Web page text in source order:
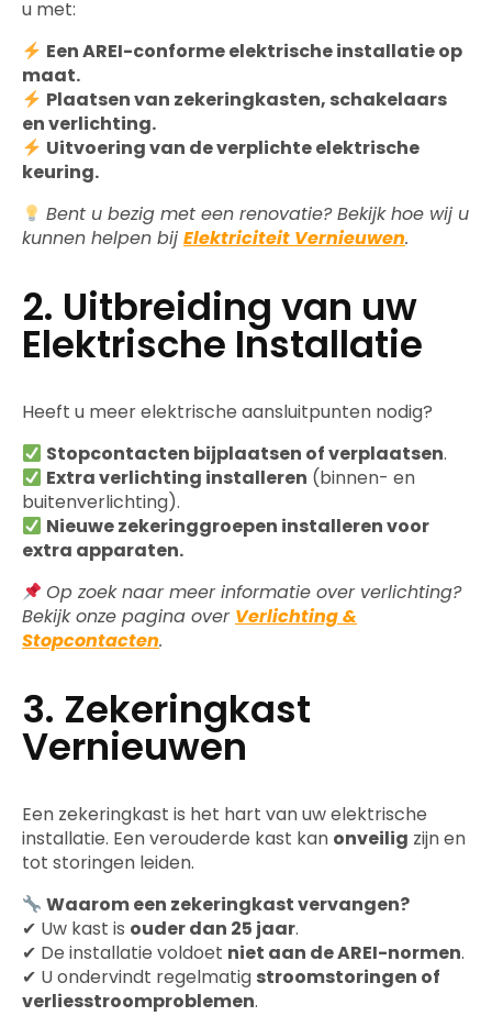
u met:
Een AREI-conforme elektrische installatie op
maat.
Plaatsen van zekeringkasten, schakelaars
en verlichting.
Uitvoering van de verplichte elektrische
keuring.
Bent u bezig met een renovatie? Bekijk hoe wij u
kunnen helpen bij Elektriciteit Vernieuwen.
2. Uitbreiding van uw
Elektrische Installatie
Heeft u meer elektrische aansluitpunten nodig?
Stopcontacten bijplaatsen of verplaatsen.
Extra verlichting installeren (binnen- en
buitenverlichting).
Nieuwe zekeringgroepen installeren voor
extra apparaten.
Op zoek naar meer informatie over verlichting?
Bekijk onze pagina over Verlichting &
Stopcontacten.
3. Zekeringkast
Vernieuwen
Een zekeringkast is het hart van uw elektrische
installatie. Een verouderde kast kan onveilig zijn en
tot storingen leiden.
Waarom een zekeringkast vervangen?
✔ Uw kast is ouder dan 25 jaar.
✔ De installatie voldoet niet aan de AREI-normen.
✔ U ondervindt regelmatig stroomstoringen of
verliesstroomproblemen.